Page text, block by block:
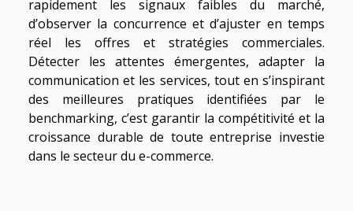
rapidement les signaux faibles du marché,
d’observer la concurrence et d’ajuster en temps
réel les offres et stratégies commerciales.
Détecter les attentes émergentes, adapter la
communication et les services, tout en s’inspirant
des meilleures pratiques identifiées par le
benchmarking, c’est garantir la compétitivité et la
croissance durable de toute entreprise investie
dans le secteur du e-commerce.